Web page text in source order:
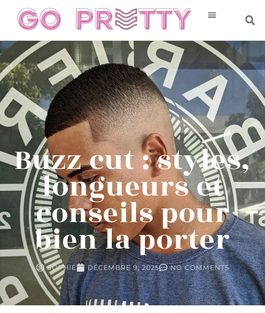
Buzz cut : styles,
longueurs et
conseils pour
bien la porter
SOPHIE DÉCEMBRE 9, 2025 NO COMMENTS